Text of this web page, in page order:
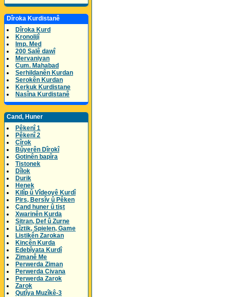
Dîroka Kurdistanê
Dîroka Kurd
Kronolijî
Imp. Med
200 Salê dawî
Mervaniyan
Cum. Mahabad
Serhildanên Kurdan
Serokên Kurdan
Kerkuk Kurdistane
Nasîna Kurdistanê
Cand, Huner
Pêkenî 1
Pêkenî 2
Cîrok
Bûyerên Dîrokî
Gotinên bapîra
Tistonek
Dîlok
Durik
Henek
Kilîp û Vîdeoyê Kurdî
Pirs, Bersîv û Pêken
Çand huner û tişt
Xwarinên Kurda
Sitran, Def û Zurne
Lîztik, Spielen, Game
Listikên Zarokan
Kincên Kurda
Edebîyata Kurdî
Zimanê Me
Perwerda Ziman
Perwerda Civana
Perwerda Zarok
Zarok
Qutîya Muzîkê-3